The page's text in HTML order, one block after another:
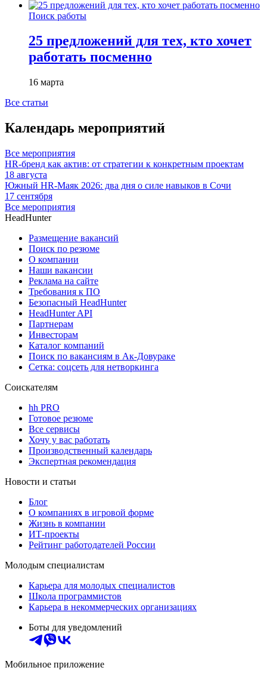
Поиск работы
25 предложений для тех, кто хочет
работать посменно
16 марта
Все статьи
Календарь мероприятий
Все мероприятия
HR-бренд как актив: от стратегии к конкретным проектам
18 августа
Южный HR-Маяк 2026: два дня о силе навыков в Сочи
17 сентября
Все мероприятия
HeadHunter
Размещение вакансий
Поиск по резюме
О компании
Наши вакансии
Реклама на сайте
Требования к ПО
Безопасный HeadHunter
HeadHunter API
Партнерам
Инвесторам
Каталог компаний
Поиск по вакансиям в Ак-Довураке
Сетка: соцсеть для нетворкинга
Соискателям
hh PRO
Готовое резюме
Все сервисы
Хочу у вас работать
Производственный календарь
Экспертная рекомендация
Новости и статьи
Блог
О компаниях в игровой форме
Жизнь в компании
ИТ-проекты
Рейтинг работодателей России
Молодым специалистам
Карьера для молодых специалистов
Школа программистов
Карьера в некоммерческих организациях
Боты для уведомлений
Мобильное приложение